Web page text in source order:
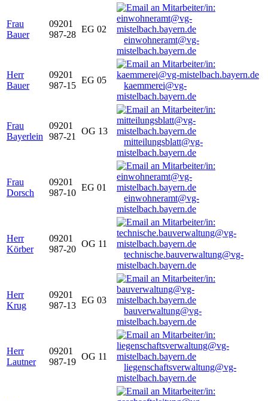
Frau
Bauer
09201
987-28
EG 02
einwohneramt@vg-
mistelbach.bayern.de
Herr
Bauer
09201
987-15
EG 05
kaemmerei@vg-
mistelbach.bayern.de
Frau
Bayerlein
09201
987-21
OG 13
mitteilungsblatt@vg-
mistelbach.bayern.de
Frau
Dorsch
09201
987-10
EG 01
einwohneramt@vg-
mistelbach.bayern.de
Herr
Körber
09201
987-20
OG 11
technische.bauverwaltung@vg-
mistelbach.bayern.de
Herr
Krug
09201
987-13
EG 03
bauverwaltung@vg-
mistelbach.bayern.de
Herr
Lautner
09201
987-19
OG 11
liegenschaftsverwaltung@vg-
mistelbach.bayern.de